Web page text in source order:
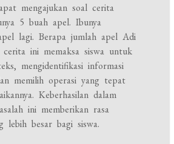
mengajukan soal cerita
5 buah apel. Ibunya
lagi. Berapa jumlah apel Adi
cerita ini memaksa siswa untuk
mengidentifikasi informasi
memilih operasi yang tepat
Keberhasilan dalam
ini memberikan rasa
lebih besar bagi siswa.